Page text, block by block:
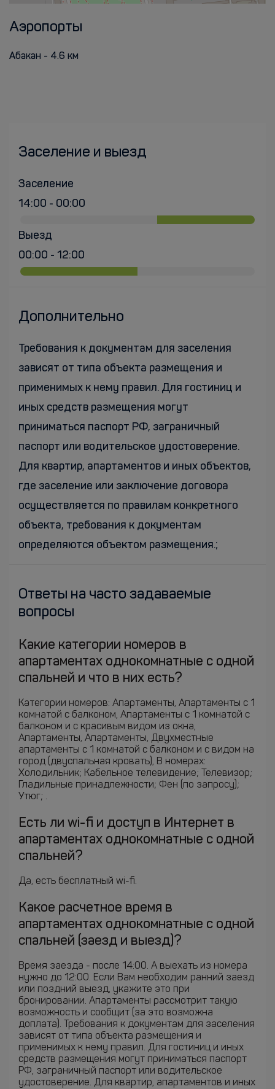
Аэропорты
Абакан - 4.6 км
Заселение и выезд
Заселение
14:00 - 00:00
Выезд
00:00 - 12:00
Дополнительно
Требования к документам для заселения
зависят от типа объекта размещения и
применимых к нему правил. Для гостиниц и
иных средств размещения могут
приниматься паспорт РФ, заграничный
паспорт или водительское удостоверение.
Для квартир, апартаментов и иных объектов,
где заселение или заключение договора
осуществляется по правилам конкретного
объекта, требования к документам
определяются объектом размещения.;
Ответы на часто задаваемые
вопросы
Какие категории номеров в
апартаментах однокомнатные с одной
спальней и что в них есть?
Категории номеров: Апартаменты, Апартаменты c 1
комнатой с балконом, Апартаменты c 1 комнатой с
балконом и с красивым видом из окна,
Апартаменты, Апартаменты, Двухместные
апартаменты c 1 комнатой с балконом и с видом на
город (двуспальная кровать), В номерах:
Холодильник; Кабельное телевидение; Телевизор;
Гладильные принадлежности; Фен (по запросу);
Утюг; .
Есть ли wi-fi и доступ в Интернет в
апартаментах однокомнатные с одной
спальней?
Да, есть бесплатный wi-fi.
Какое расчетное время в
апартаментах однокомнатные с одной
спальней (заезд и выезд)?
Время заезда - после 14:00. А выехать из номера
нужно до 12:00. Если Вам необходим ранний заезд
или поздний выезд, укажите это при
бронировании. Апартаменты рассмотрит такую
возможность и сообщит (за это возможна
доплата). Требования к документам для заселения
зависят от типа объекта размещения и
применимых к нему правил. Для гостиниц и иных
средств размещения могут приниматься паспорт
РФ, заграничный паспорт или водительское
удостоверение. Для квартир, апартаментов и иных